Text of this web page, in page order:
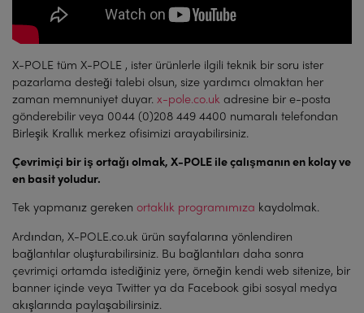
X-POLE tüm X-POLE , ister ürünlerle ilgili teknik bir soru ister
pazarlama desteği talebi olsun, size yardımcı olmaktan her
zaman memnuniyet duyar. x-pole.co.uk adresine bir e-posta
gönderebilir veya 0044 (0)208 449 4400 numaralı telefondan
Birleşik Krallık merkez ofisimizi arayabilirsiniz.
Çevrimiçi bir iş ortağı olmak, X-POLE ile çalışmanın en kolay ve
en basit yoludur.
Tek yapmanız gereken ortaklık programımıza kaydolmak.
Ardından, X-POLE.co.uk ürün sayfalarına yönlendiren
bağlantılar oluşturabilirsiniz. Bu bağlantıları daha sonra
çevrimiçi ortamda istediğiniz yere, örneğin kendi web sitenize, bir
banner içinde veya Twitter ya da Facebook gibi sosyal medya
akışlarında paylaşabilirsiniz.